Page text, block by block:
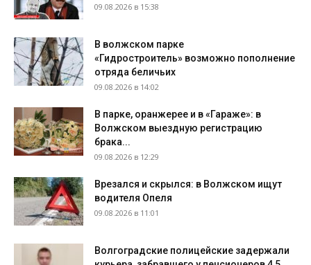
09.08.2026 в 15:38
В волжском парке
«Гидростроитель» возможно пополнение
отряда беличьих
09.08.2026 в 14:02
В парке, оранжерее и в «Гараже»: в
Волжском выездную регистрацию
брака...
09.08.2026 в 12:29
Врезался и скрылся: в Волжском ищут
водителя Опеля
09.08.2026 в 11:01
Волгоградские полицейские задержали